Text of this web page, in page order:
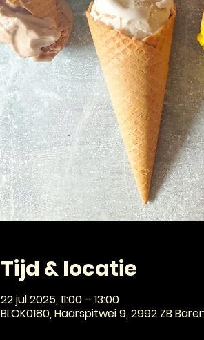
Tijd & locatie
22 jul 2025, 11:00 – 13:00
BLOK0180, Haarspitwei 9, 2992 ZB